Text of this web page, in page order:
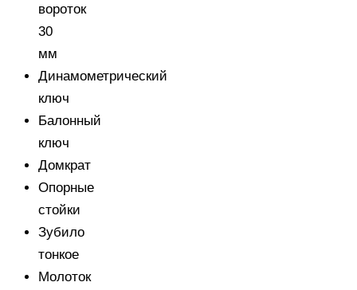
вороток
30
мм
Динамометрический
ключ
Балонный
ключ
Домкрат
Опорные
стойки
Зубило
тонкое
Молоток